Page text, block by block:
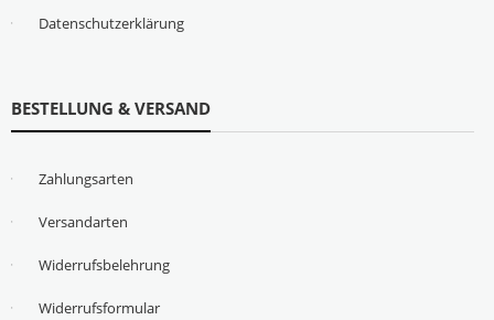
Datenschutzerklärung
BESTELLUNG & VERSAND
Zahlungsarten
Versandarten
Widerrufsbelehrung
Widerrufsformular